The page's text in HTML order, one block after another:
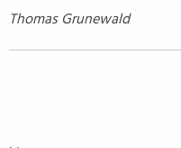
Thomas Grunewald